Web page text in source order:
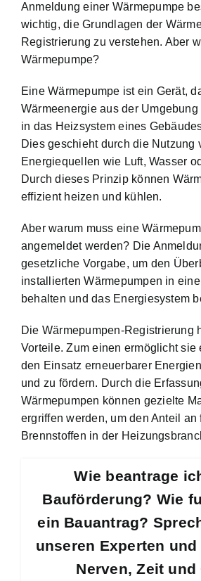
Anmeldung einer Wärmepumpe
wichtig, die Grundlagen der
Registrierung zu verstehen. Aber
Wärmepumpe?
Eine Wärmepumpe ist ein Gerät,
Wärmeenergie aus der
in das Heizsystem eines
Dies geschieht durch die Nutzung
Energiequellen wie Luft, Wasser
Durch dieses Prinzip können
effizient heizen und kühlen.
Aber warum muss eine
angemeldet werden? Die
gesetzliche Vorgabe, um den
installierten Wärmepumpen in
behalten und das Energiesystem
Die Wärmepumpen-Registrierung
Vorteile. Zum einen ermöglicht sie
den Einsatz erneuerbarer
und zu fördern. Durch die
Wärmepumpen können gezielte
ergriffen werden, um den Anteil an
Brennstoffen in der
Wie beantrage
Bauförderung? Wie
ein Bauantrag?
unseren Experten und
Nerven, Zeit und